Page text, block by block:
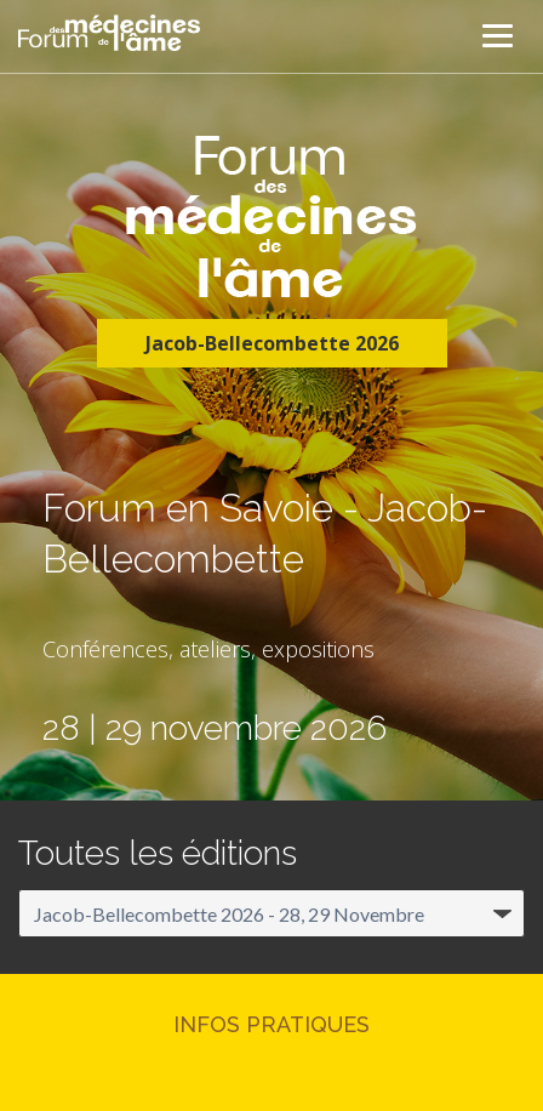
Forum en Savoie - Jacob-
Bellecombette
Conférences, ateliers, expositions
28 | 29 novembre 2026
Jacob-Bellecombette 2026
Toutes les éditions
INFOS PRATIQUES